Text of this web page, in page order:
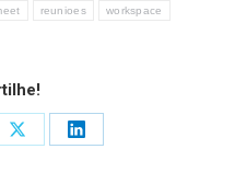
reunioes workspace
Share
Share